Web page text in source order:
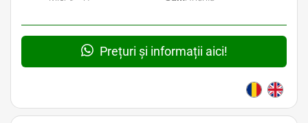
Prețuri și informații aici!